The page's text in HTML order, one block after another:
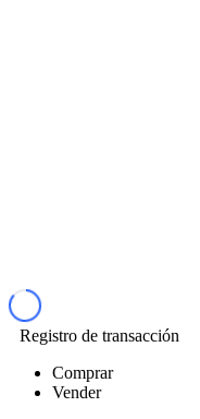
Registro de transacción
Comprar
Vender